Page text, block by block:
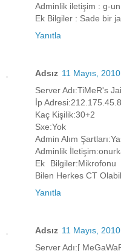
Adminlik iletişim : g-
Ek Bilgiler : Sade bir
Yanıtla
Adsız 11 Mayıs, 2010
Server Adı:TiMeR's
İp Adresi:212.175.45.8
Kaç Kişilik:30+2
Sxe:Yok
Admin Alım
Adminlik
Ek
Bilen Herkes CT
Yanıtla
Adsız 11 Mayıs, 2010
Server Adı:[